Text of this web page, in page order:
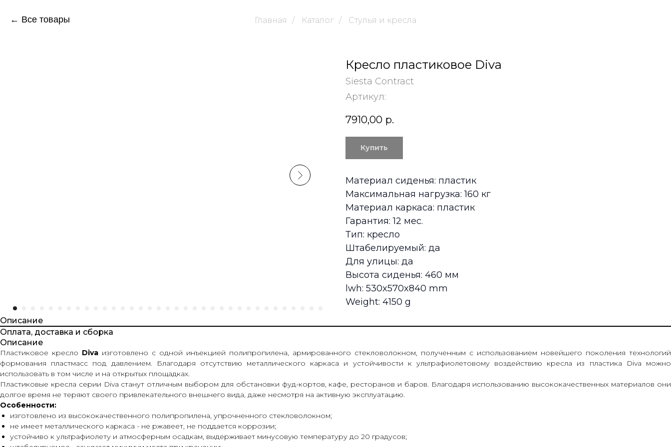
← Все товары Главная / Каталог / Стулья и кресла
Кресло пластиковое Diva
Siesta Contract
Артикул:
7910,00 р.
Купить
Материал сиденья: пластик
Максимальная нагрузка: 160 кг
Материал каркаса: пластик
Гарантия: 12 мес.
Тип: кресло
Штабелируемый: да
Для улицы: да
Высота сиденья: 460 мм
lwh: 530x570x840 mm
Weight: 4150 g
Описание
Оплата, доставка и сборка
Описание
Пластиковое кресло Diva изготовлено с одной инъекцией полипропилена, армированного стекловолокном, полученным с использованием новейшего поколения технологий
формования пластмасс под давлением. Благодаря отсутствию металлического каркаса и устойчивости к ультрафиолетовому воздействию кресла из пластика Diva можно
использовать в том числе и на открытых площадках.
Пластиковые кресла серии Diva станут отличным выбором для обстановки фуд-кортов, кафе, ресторанов и баров. Благодаря использованию высококачественных материалов они
долгое время не теряют своего привлекательного внешнего вида, даже несмотря на активную эксплуатацию.
Особенности:
изготовлено из высококачественного полипропилена, упрочненного стекловолокном;
не имеет металлического каркаса - не ржавеет, не поддается коррозии;
устойчиво к ультрафиолету и атмосферным осадкам, выдерживает минусовую температуру до 20 градусов;